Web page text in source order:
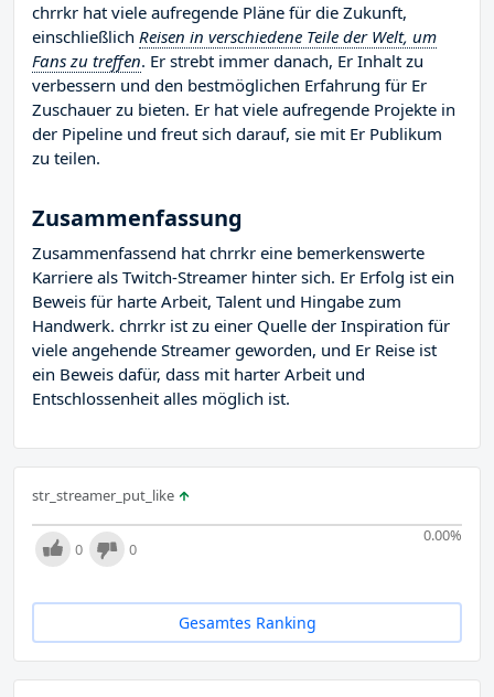
chrrkr hat viele aufregende Pläne für die Zukunft,
einschließlich Reisen in verschiedene Teile der Welt, um
Fans zu treffen. Er strebt immer danach, Er Inhalt zu
verbessern und den bestmöglichen Erfahrung für Er
Zuschauer zu bieten. Er hat viele aufregende Projekte in
der Pipeline und freut sich darauf, sie mit Er Publikum
zu teilen.
Zusammenfassung
Zusammenfassend hat chrrkr eine bemerkenswerte
Karriere als Twitch-Streamer hinter sich. Er Erfolg ist ein
Beweis für harte Arbeit, Talent und Hingabe zum
Handwerk. chrrkr ist zu einer Quelle der Inspiration für
viele angehende Streamer geworden, und Er Reise ist
ein Beweis dafür, dass mit harter Arbeit und
Entschlossenheit alles möglich ist.
str_streamer_put_like
0.00%
0 0
Gesamtes Ranking